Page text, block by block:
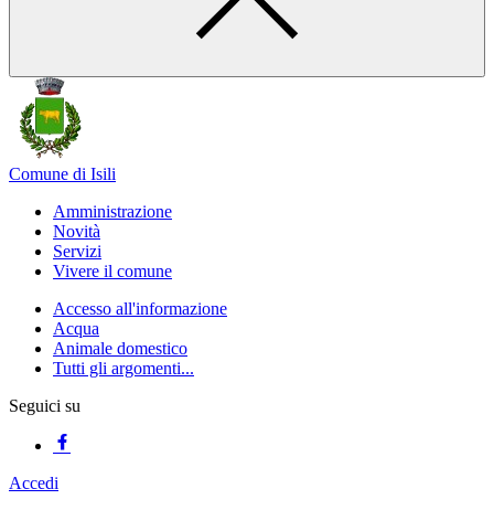
Comune di Isili
Amministrazione
Novità
Servizi
Vivere il comune
Accesso all'informazione
Acqua
Animale domestico
Tutti gli argomenti...
Seguici su
Accedi